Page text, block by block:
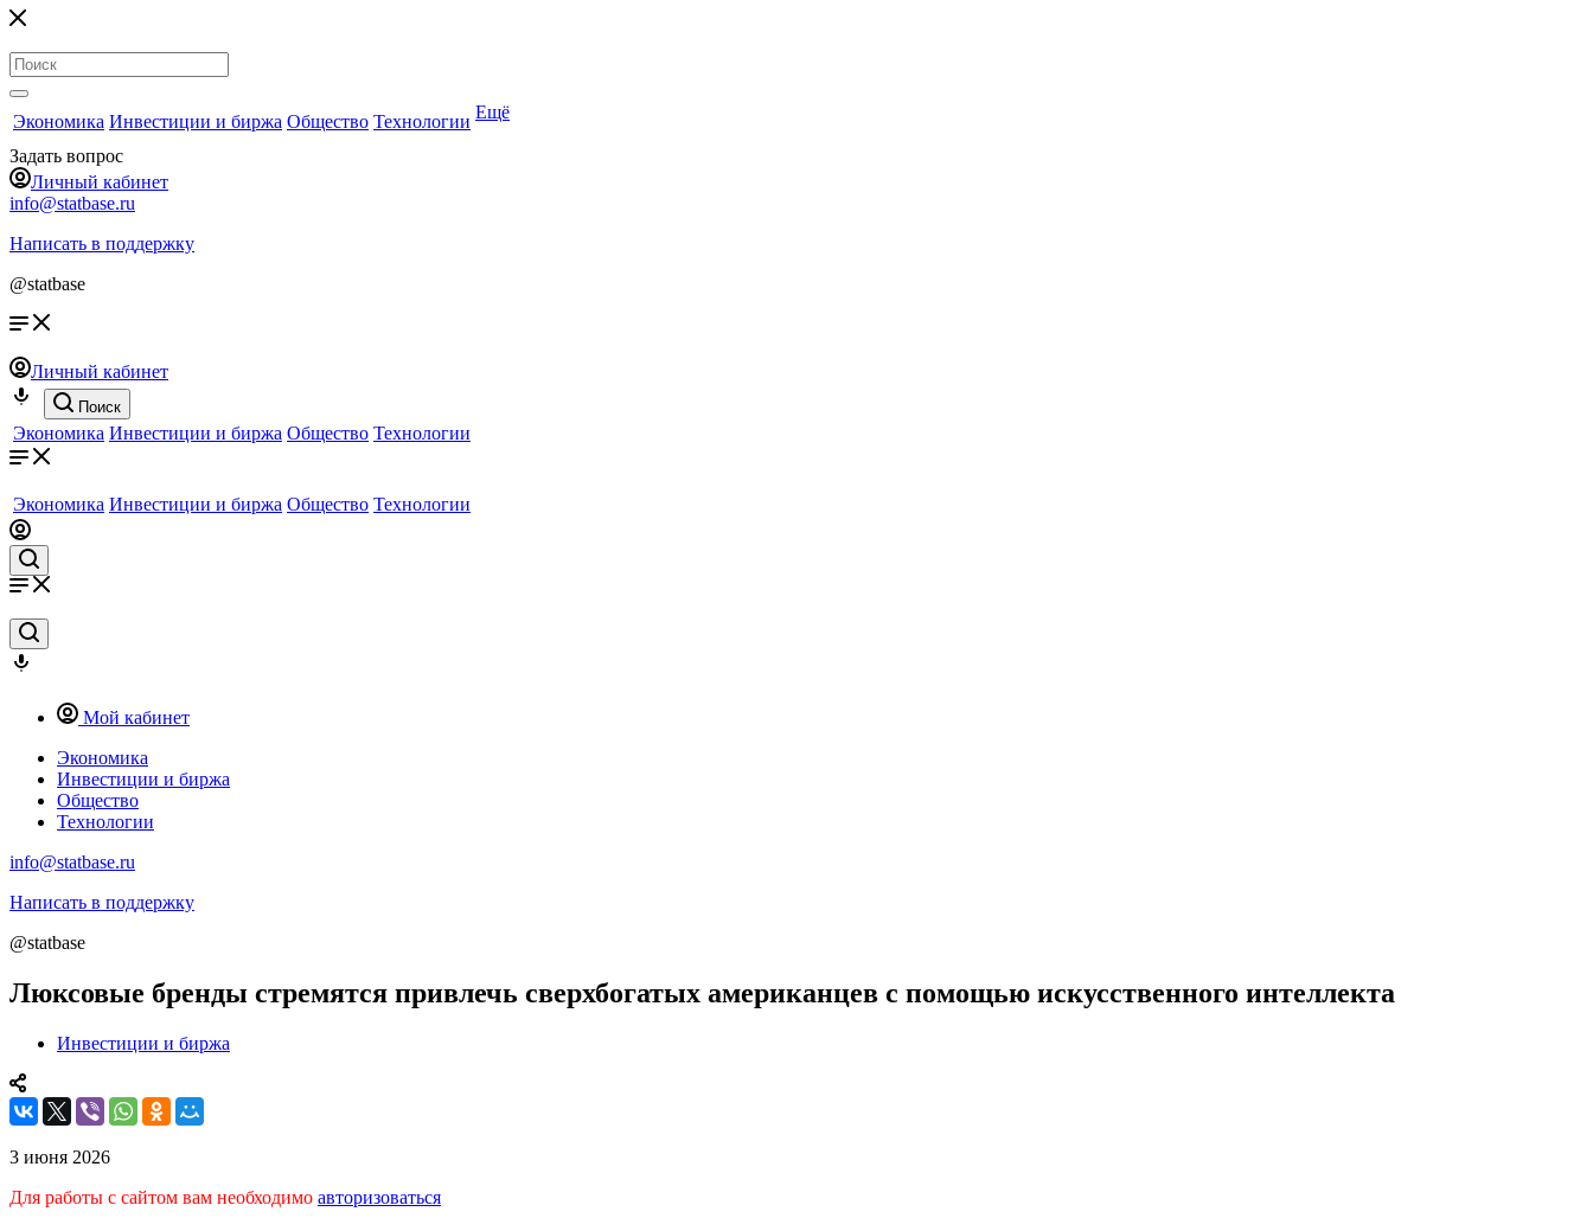
Экономика Инвестиции и биржа Общество Технологии Ещё
Задать вопрос
Личный кабинет
info@statbase.ru
Написать в поддержку
@statbase
Личный кабинет
Поиск
Экономика Инвестиции и биржа Общество Технологии
Экономика Инвестиции и биржа Общество Технологии
Мой кабинет
Экономика
Инвестиции и биржа
Общество
Технологии
info@statbase.ru
Написать в поддержку
@statbase
Люксовые бренды стремятся привлечь сверхбогатых американцев с помощью искусственного интеллекта
Инвестиции и биржа
3 июня 2026
Для работы с сайтом вам необходимо авторизоваться